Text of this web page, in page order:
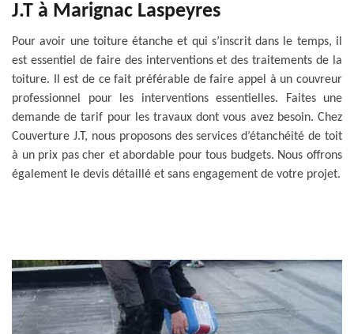
J.T à Marignac Laspeyres
Pour avoir une toiture étanche et qui s’inscrit dans le temps, il
est essentiel de faire des interventions et des traitements de la
toiture. Il est de ce fait préférable de faire appel à un couvreur
professionnel pour les interventions essentielles. Faites une
demande de tarif pour les travaux dont vous avez besoin. Chez
Couverture J.T, nous proposons des services d’étanchéité de toit
à un prix pas cher et abordable pour tous budgets. Nous offrons
également le devis détaillé et sans engagement de votre projet.